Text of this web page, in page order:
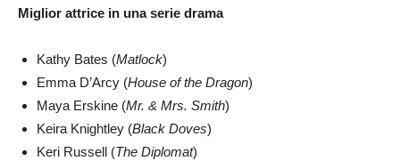
Miglior attrice in una serie drama
Kathy Bates (Matlock)
Emma D’Arcy (House of the Dragon)
Maya Erskine (Mr. & Mrs. Smith)
Keira Knightley (Black Doves)
Keri Russell (The Diplomat)